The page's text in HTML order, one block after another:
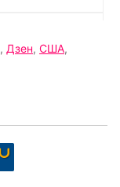
, Дзен, США,